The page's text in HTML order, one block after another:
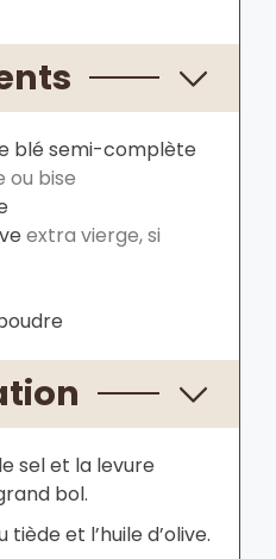
blé semi-complète
ou bise
extra vierge, si
sel et la levure
bol.
tiède et l’huile d’olive.